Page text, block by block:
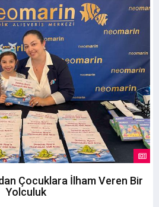
Çocuklara İlham Veren Bir
Yolculuk